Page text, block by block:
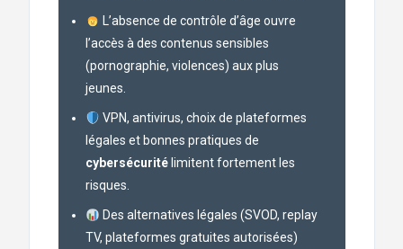
L’absence de contrôle d’âge ouvre
l’accès à des contenus sensibles
(pornographie, violences) aux plus
jeunes.
VPN, antivirus, choix de plateformes
légales et bonnes pratiques de
cybersécurité limitent fortement les
risques.
Des alternatives légales (SVOD, replay
TV, plateformes gratuites autorisées)